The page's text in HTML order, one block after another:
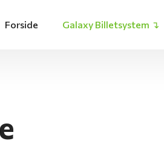
Forside Galaxy Billetsystem ↴